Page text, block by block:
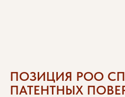
ПОЗИЦИЯ РОО
ПАТЕНТНЫХ